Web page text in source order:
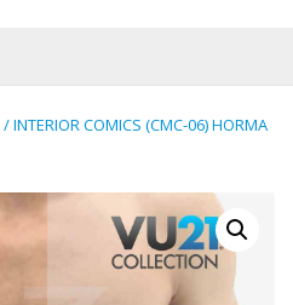
/ INTERIOR COMICS (CMC-06) HORMA